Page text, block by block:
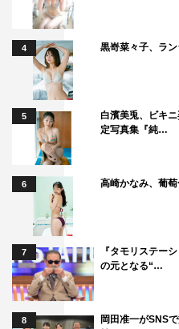
4 黒嵜菜々子、ラ
5
白濱美兎、ビキ
定写真集『純…
6 高崎かなみ、葡
7
『タモリステー
の元となる“…
8
岡田准一がSNS